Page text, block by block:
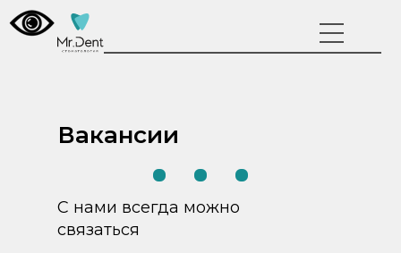
Вакансии
С нами всегда можно
связаться